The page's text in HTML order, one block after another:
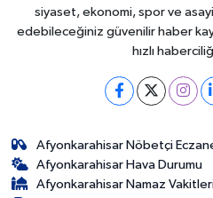
siyaset, ekonomi, spor ve
edebileceğiniz güvenilir haber
hızlı
Afyonkarahisar Nöbetçi
Afyonkarahisar Hava Durumu
Afyonkarahisar Namaz